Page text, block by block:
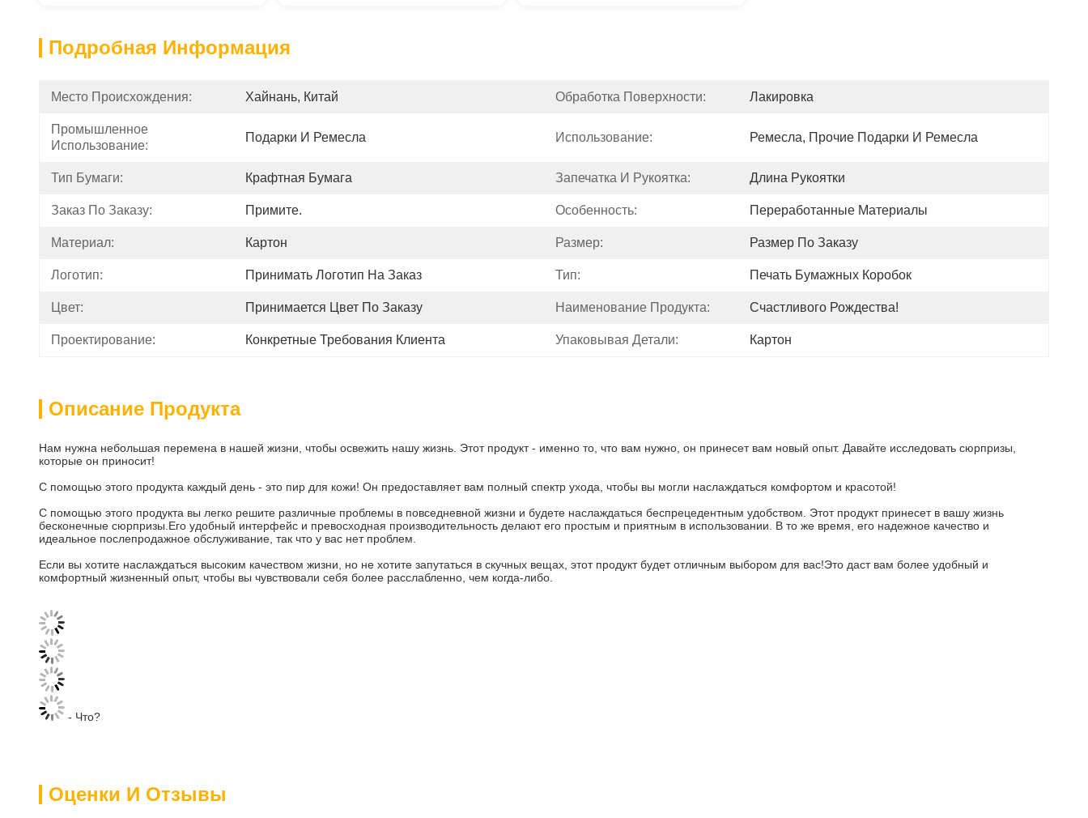
Подробная Информация
Место Происхождения: Хайнань, Китай Обработка Поверхности: Лакировка
Промышленное
Использование:
Подарки И Ремесла Использование: Ремесла, Прочие Подарки И Ремесла
Тип Бумаги: Крафтная Бумага Запечатка И Рукоятка: Длина Рукоятки
Заказ По Заказу: Примите. Особенность: Переработанные Материалы
Материал: Картон Размер: Размер По Заказу
Логотип: Принимать Логотип На Заказ Тип: Печать Бумажных Коробок
Цвет: Принимается Цвет По Заказу Наименование Продукта: Счастливого Рождества!
Проектирование: Конкретные Требования Клиента Упаковывая Детали: Картон
Описание Продукта
Нам нужна небольшая перемена в нашей жизни, чтобы освежить нашу жизнь. Этот продукт - именно то, что вам нужно, он принесет вам новый опыт. Давайте исследовать сюрпризы,
которые он приносит!
С помощью этого продукта каждый день - это пир для кожи! Он предоставляет вам полный спектр ухода, чтобы вы могли наслаждаться комфортом и красотой!
С помощью этого продукта вы легко решите различные проблемы в повседневной жизни и будете наслаждаться беспрецедентным удобством. Этот продукт принесет в вашу жизнь
бесконечные сюрпризы.Его удобный интерфейс и превосходная производительность делают его простым и приятным в использовании. В то же время, его надежное качество и
идеальное послепродажное обслуживание, так что у вас нет проблем.
Если вы хотите наслаждаться высоким качеством жизни, но не хотите запутаться в скучных вещах, этот продукт будет отличным выбором для вас!Это даст вам более удобный и
комфортный жизненный опыт, чтобы вы чувствовали себя более расслабленно, чем когда-либо.
- Что?
Оценки И Отзывы